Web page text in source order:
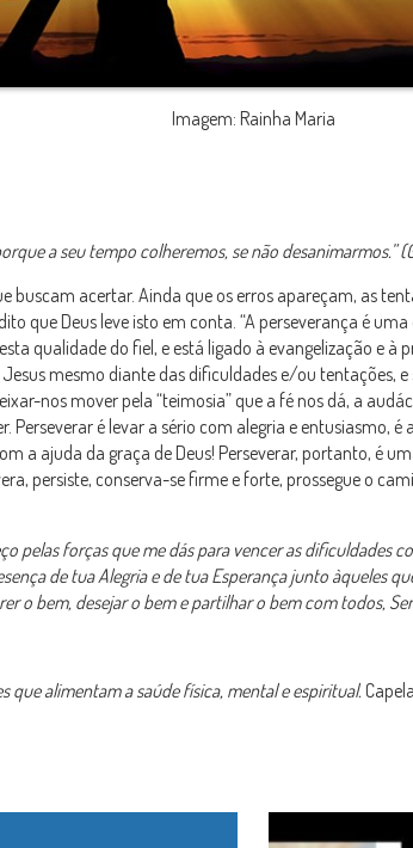
Imagem: Rainha Maria
a seu tempo colheremos, se não desanimarmos.”
buscam acertar. Ainda que os erros apareçam, as
que Deus leve isto em conta. “A perseverança é
qualidade do fiel, e está ligado à evangelização e
mesmo diante das dificuldades e/ou tentações,
nos mover pela “teimosia” que a fé nos dá, a
Perseverar é levar a sério com alegria e entusiasmo,
a ajuda da graça de Deus! Perseverar, portanto, é
persiste, conserva-se firme e forte, prossegue o
pelas forças que me dás para vencer as dificuldades
de tua Alegria e de tua Esperança junto àqueles
o bem, desejar o bem e partilhar o bem com todos,
que alimentam a saúde física, mental e espiritual.